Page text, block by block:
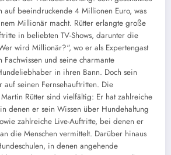
auf beeindruckende 4 Millionen Euro, was
Millionär macht. Rütter erlangte große
in beliebten TV-Shows, darunter die
wird Millionär?“, wo er als Expertengast
Fachwissen und seine charmante
in ihren Bann. Doch sein
auf seinen Fernsehauftritten. Die
Rütter sind vielfältig: Er hat zahlreiche
denen er sein Wissen über Hundehaltung
zahlreiche Live-Auftritte, bei denen er
die Menschen vermittelt. Darüber hinaus
in denen angehende